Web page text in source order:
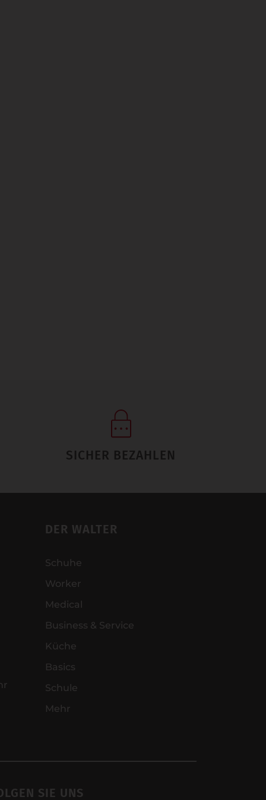
SICHER BEZAHLEN
DER WALTER
Schuhe
Worker
Medical
Business & Service
Küche
Basics
Schule
Mehr
SIE UNS